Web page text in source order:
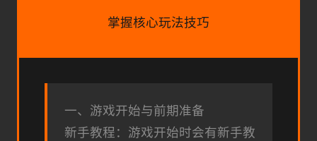
掌握核心玩法技巧
一、游戏开始与前期准备
新手教程：游戏开始时会有新手教